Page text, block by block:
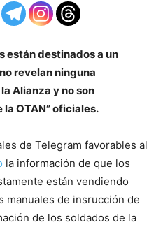
están destinados a un
revelan ninguna
Alianza y no son
OTAN” oficiales.
de Telegram favorables al
la información de que los
están vendiendo
manuales de insrucción de
de los soldados de la